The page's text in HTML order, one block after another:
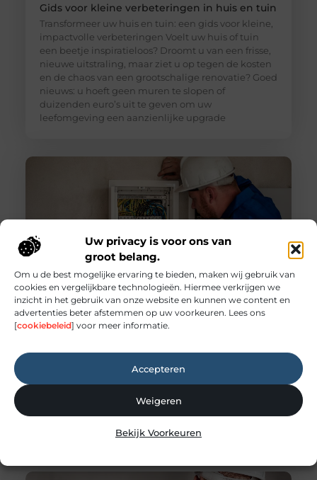
Uw privacy is voor ons van
groot belang.
Om u de best mogelijke ervaring te bieden, maken wij gebruik van
cookies en vergelijkbare technologieën. Hiermee verkrijgen we
inzicht in het gebruik van onze website en kunnen we content en
advertenties beter afstemmen op uw voorkeuren. Lees ons
[cookiebeleid] voor meer informatie.
Accepteren
Weigeren
Bekijk Voorkeuren
Gids voor kleine verbeteringen in huis en tuin
Transformeer uw huis en tuin: een gids voor kleine,
impactvolle verbeteringen Voelt uw huis of tuin
een beetje inspiratieloos? Droomt u van een frisse,
nieuwe uitstraling, maar ziet u op tegen de kosten
en de chaos van een grootschalige renovatie? Goed
nieuws: u hoeft geen muren te slopen of
duizenden euro’s uit te geven om uw
leefomgeving een aanzienlijke upgrade
Elektricien Leersum voor vakkundige service
Een veilige elektrische installatie begint bij een
de basis van een veilige woning of bedrijfsruimte.
Dagelijks maken we gebruik van verlichting,
Zodra er een storing optreedt of een installatie niet
meer aan de huidige eisen voldoet, is het
verstandig om een ervaren elektricien